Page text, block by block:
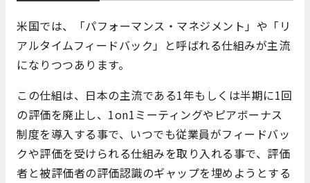
米国では、「パフォーマンス・マネジメント」や「リ
アルタイムフィードバック」と呼ばれる仕組みが主流
になりつつあります。
この仕組は、日本の主流である1年もしくは半期に1回
の評価を廃止し、1on1ミーティングやピアボーナス
制度を導入する事で、いつでも従業員がフィードバッ
クや評価を受けられる仕組みを取り入れる事で、評価
者と被評価者の評価認識のギャップを埋めようとする